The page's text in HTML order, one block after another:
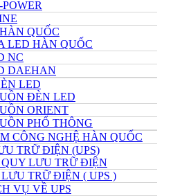
QUỐC
LED HÀN QUỐC
NC
DAEHAN
LED
ĐÈN LED
ORIENT
PHỔ THÔNG
CÔNG NGHỆ HÀN QUỐC
TRỮ ĐIỆN (UPS)
QUY LƯU TRỮ ĐIỆN
TRỮ ĐIỆN ( UPS )
VỤ VỀ UPS